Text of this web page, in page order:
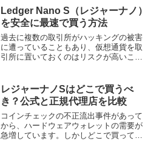
Ledger Nano S（レジャーナノ）
を安全に最速で買う方法
過去に複数の取引所がハッキングの被害
に遭っていることもあり、仮想通貨を取
引所に置いておくのはリスクが高いこと
切れが続出し、なかなか買いにくい状況
にあります。そんなときで...
レジャーナノSはどこで買うべ
き？公式と正規代理店を比較
コインチェックの不正流出事件があって
から、ハードウェアウォレットの需要が
急増しています。しかしどこで買ってい